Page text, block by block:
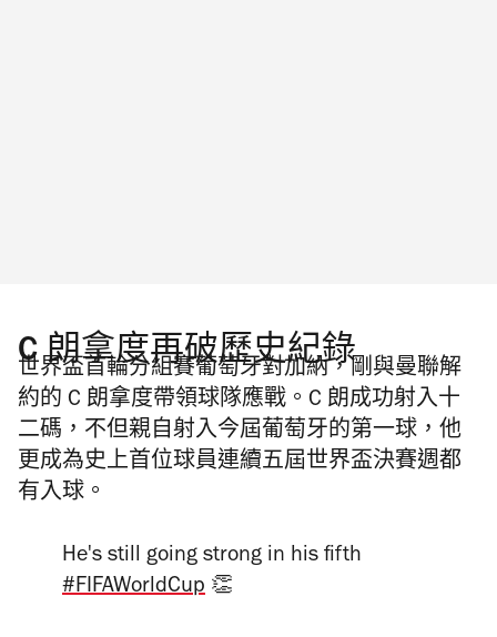
C 朗拿度再破歷史紀錄
世界盃首輪分組賽葡萄牙對加納，剛與曼聯解
約的 C 朗拿度帶領球隊應戰。C 朗成功射入十
二碼，不但親自射入今屆葡萄牙的第一球，他
更成為史上首位球員連續五屆世界盃決賽週都
有入球。
He's still going strong in his fifth
#FIFAWorldCup 👏